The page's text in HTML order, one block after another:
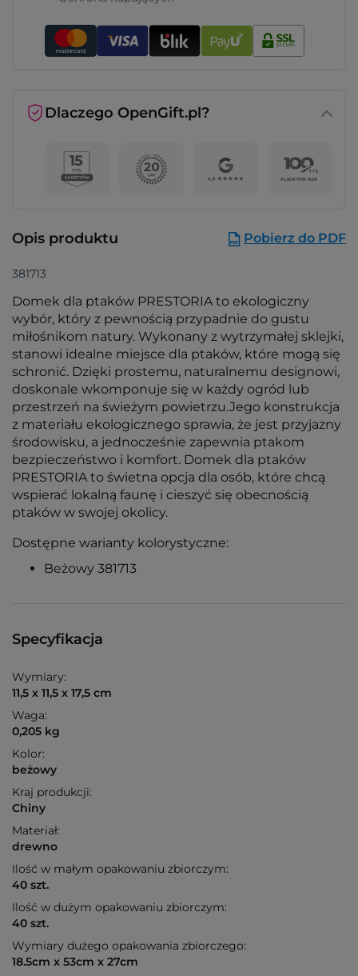
Dlaczego OpenGift.pl?
Opis produktu Pobierz do PDF
381713
Domek dla ptaków PRESTORIA to ekologiczny
wybór, który z pewnością przypadnie do gustu
miłośnikom natury. Wykonany z wytrzymałej sklejki,
stanowi idealne miejsce dla ptaków, które mogą się
schronić. Dzięki prostemu, naturalnemu designowi,
doskonale wkomponuje się w każdy ogród lub
przestrzeń na świeżym powietrzu.Jego konstrukcja
z materiału ekologicznego sprawia, że jest przyjazny
środowisku, a jednocześnie zapewnia ptakom
bezpieczeństwo i komfort. Domek dla ptaków
PRESTORIA to świetna opcja dla osób, które chcą
wspierać lokalną faunę i cieszyć się obecnością
ptaków w swojej okolicy.
Dostępne warianty kolorystyczne:
Beżowy 381713
Specyfikacja
Wymiary:
11,5 x 11,5 x 17,5 cm
Waga:
0,205 kg
Kolor:
beżowy
Kraj produkcji:
Chiny
Materiał:
drewno
Ilość w małym opakowaniu zbiorczym:
40 szt.
Ilość w dużym opakowaniu zbiorczym:
40 szt.
Wymiary dużego opakowania zbiorczego:
18.5cm x 53cm x 27cm